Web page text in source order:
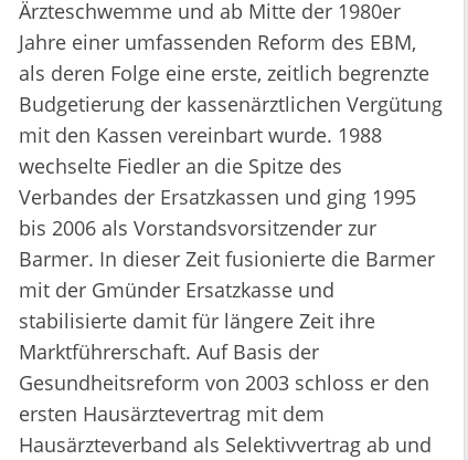
Ärzteschwemme und ab Mitte der 1980er
Jahre einer umfassenden Reform des EBM,
als deren Folge eine erste, zeitlich begrenzte
Budgetierung der kassenärztlichen Vergütung
mit den Kassen vereinbart wurde. 1988
wechselte Fiedler an die Spitze des
Verbandes der Ersatzkassen und ging 1995
bis 2006 als Vorstandsvorsitzender zur
Barmer. In dieser Zeit fusionierte die Barmer
mit der Gmünder Ersatzkasse und
stabilisierte damit für längere Zeit ihre
Marktführerschaft. Auf Basis der
Gesundheitsreform von 2003 schloss er den
ersten Hausärztevertrag mit dem
Hausärzteverband als Selektivvertrag ab und